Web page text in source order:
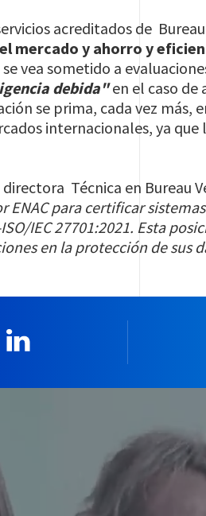
acreditados de
mercado y ahorro y
vea sometido a
debida"en el caso de
se prima, cada vez
internacionales, ya que l
directora Técnica en Bureau
ENAC para certificar
IEC 27701:2021. Esta
en la protección de sus